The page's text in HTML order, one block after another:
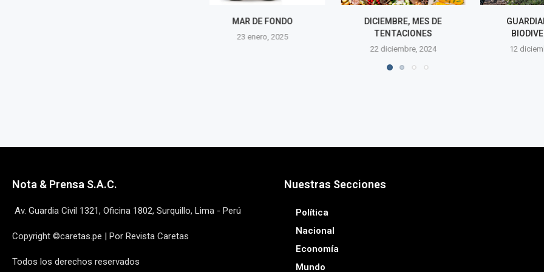
DICIEMBRE, MES DE
TENTACIONES
GUARDIANA DE LA
BIODIVERSIDAD
12 diciembre, 2024
BUKELE GANA
EL
12
Nota & Prensa S.A.C.
Av. Guardia Civil 1321, Oficina 1802, Surquillo, Lima - Perú
Copyright ©caretas.pe | Por Revista Caretas
Todos los derechos reservados
Nuestras Secciones
Política
Nacional
Economía
Mundo